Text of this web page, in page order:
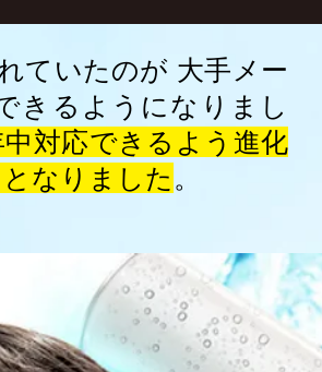
ていたのが 大手メー
きるようになりまし
中対応できるよう進化
なりました 。